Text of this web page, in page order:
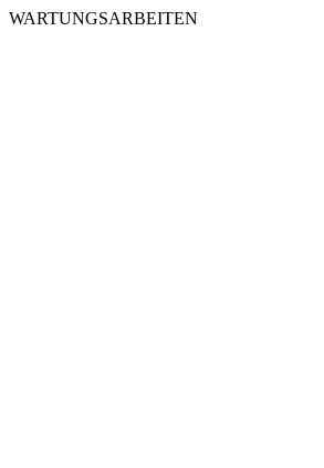
WARTUNGSARBEITEN